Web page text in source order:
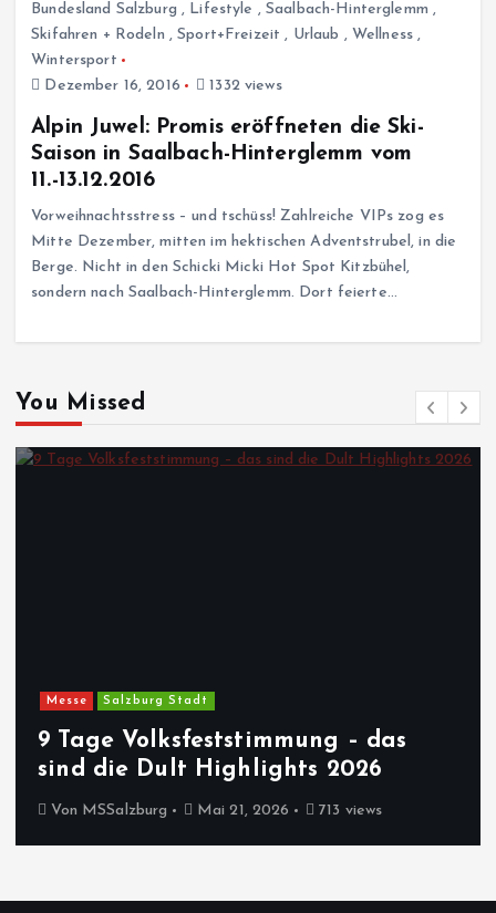
Bundesland Salzburg , Lifestyle , Saalbach-Hinterglemm ,
Skifahren + Rodeln ,Sport+Freizeit , Urlaub , Wellness ,
Wintersport
Dezember 16, 2016
1332 views
Alpin Juwel: Promis eröffneten die Ski-
Saison in Saalbach-Hinterglemm vom
11.-13.12.2016
Vorweihnachtsstress – und tschüss! Zahlreiche VIPs zog es
Mitte Dezember, mitten im hektischen Adventstrubel, in die
Berge. Nicht in den Schicki Micki Hot Spot Kitzbühel,
sondern nach Saalbach-Hinterglemm. Dort feierte…
You Missed
Messe Salzburg Stadt
9 Tage Volksfeststimmung – das
sind die Dult Highlights 2026
Von MSSalzburg Mai 21, 2026 713 views